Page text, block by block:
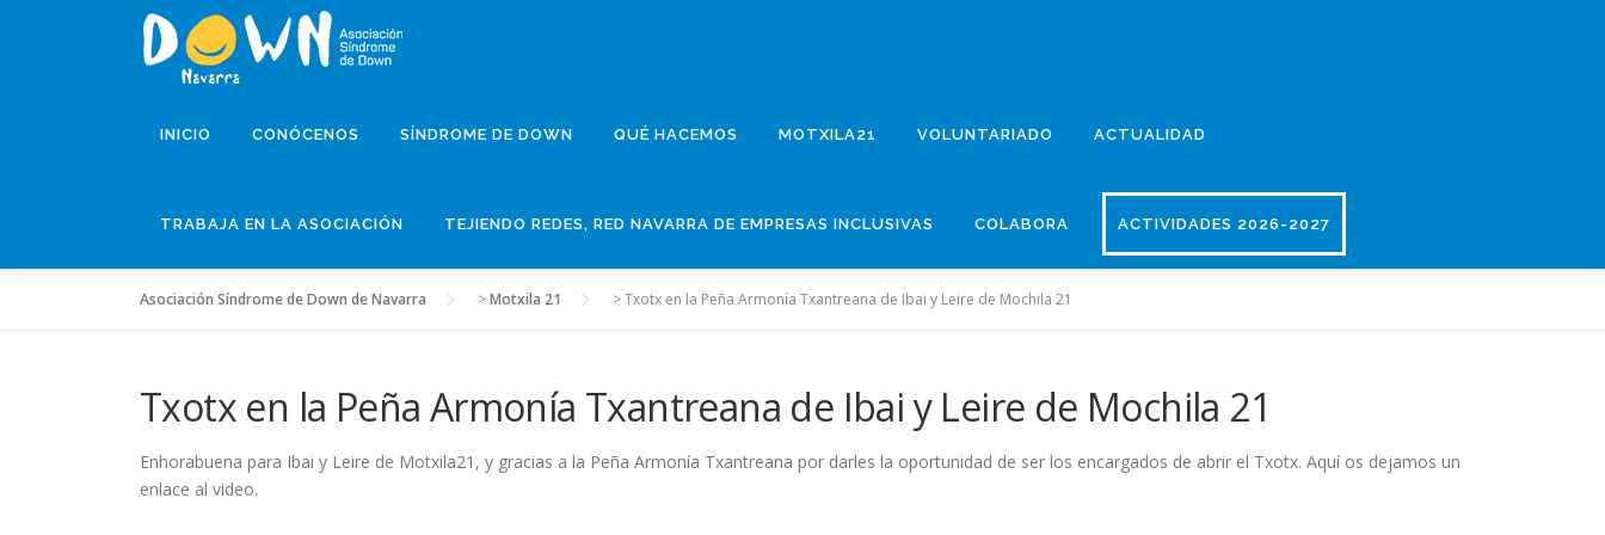
INICIO CONÓCENOS SÍNDROME DE DOWN QUÉ HACEMOS MOTXILA21 VOLUNTARIADO ACTUALIDAD
TRABAJA EN LA ASOCIACIÓN TEJIENDO REDES, RED NAVARRA DE EMPRESAS INCLUSIVAS COLABORA ACTIVIDADES 2026-2027
Asociación Síndrome de Down de Navarra >Motxila 21 >Txotx en la Peña Armonía Txantreana de Ibai y Leire de Mochila 21
Txotx en la Peña Armonía Txantreana de Ibai y Leire de Mochila 21
Enhorabuena para Ibai y Leire de Motxila21, y gracias a la Peña Armonía Txantreana por darles la oportunidad de ser los encargados de abrir el Txotx. Aquí os dejamos un
enlace al video.